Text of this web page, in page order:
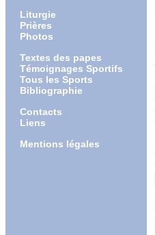
Liturgie
Prières
Photos
Textes des papes
Témoignages Sportifs
Tous les Sports
Bibliographie
Contacts
Liens
Mentions légales